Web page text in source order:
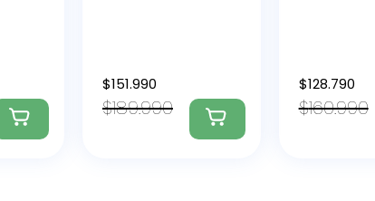
$189.990
$151.990
$160.990
$128.790